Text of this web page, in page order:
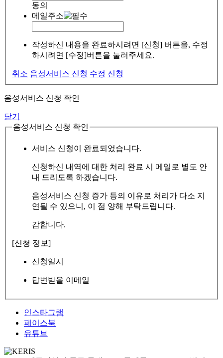
동의
메일주소
작성하신 내용을 완료하시려면 [신청] 버튼을, 수정
하시려면 [수정]버튼을 눌러주세요.
취소 음성서비스 신청 수정 신청
음성서비스 신청 확인
닫기
음성서비스 신청 확인
서비스 신청이 완료되었습니다.
신청하신 내역에 대한 처리 완료 시 메일로 별도 안
내 드리도록 하겠습니다.
음성서비스 신청 증가 등의 이유로 처리가 다소 지
연될 수 있으니, 이 점 양해 부탁드립니다.
감합니다.
[신청 정보]
신청일시
답변받을 이메일
인스타그램
페이스북
유튜브